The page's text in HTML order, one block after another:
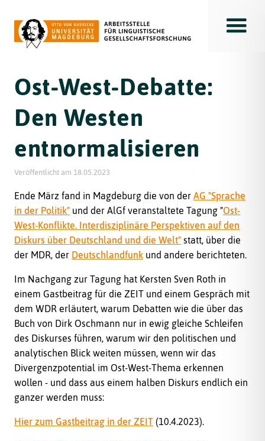
Ost-West-Debatte:
Den Westen
entnormalisieren
Veröffentlicht am 18.05.2023
Ende März fand in Magdeburg die von der AG "Sprache
in der Politik" und der AlGf veranstaltete Tagung "Ost-
West-Konflikte. Interdisziplinäre Perspektiven auf den
Diskurs über Deutschland und die Welt" statt, über die
der MDR, der Deutschlandfunk und andere berichteten.
Im Nachgang zur Tagung hat Kersten Sven Roth in
einem Gastbeitrag für die ZEIT und einem Gespräch mit
dem WDR erläutert, warum Debatten wie die über das
Buch von Dirk Oschmann nur in ewig gleiche Schleifen
des Diskurses führen, warum wir den politischen und
analytischen Blick weiten müssen, wenn wir das
Divergenzpotential im Ost-West-Thema erkennen
wollen - und dass aus einem halben Diskurs endlich ein
ganzer werden muss:
Hier zum Gastbeitrag in der ZEIT (10.4.2023).